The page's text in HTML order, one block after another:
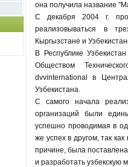
она получила название
С декабря 2004 г.
реализовываться в
Кыргызстане и
В Республике
Обществом
dvvinternational в
Узбекистана.
С самого начала
организаций были
успешно проводимая в
же успех в другом, так
причине, была
и разработать узбекскую